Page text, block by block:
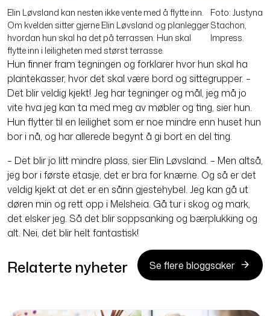
Elin Løvsland kan nesten ikke vente med å flytte inn.
Om kvelden sitter gjerne Elin Løvsland og planlegger
hvordan hun skal ha det på terrassen. Hun skal
flytte inn i leiligheten med størst terrasse.
Foto: Justyna
Stachon,
Impress.
Hun finner fram tegningen og forklarer hvor hun skal ha
plantekasser, hvor det skal være bord og sittegrupper. –
Det blir veldig kjekt! Jeg har tegninger og mål, jeg må jo
vite hva jeg kan ta med meg av møbler og ting, sier hun.
Hun flytter til en leilighet som er noe mindre enn huset hun
bor i nå, og har allerede begynt å gi bort en del ting.
– Det blir jo litt mindre plass, sier Elin Løvsland. – Men altså,
jeg bor i første etasje, det er bra for knærne. Og så er det
veldig kjekt at det er en sånn gjestehybel. Jeg kan gå ut
døren min og rett opp i Melsheia. Gå tur i skog og mark,
det elsker jeg. Så det blir soppsanking og bærplukking og
alt. Nei, det blir helt fantastisk!
Relaterte nyheter Se flere bloggsaker